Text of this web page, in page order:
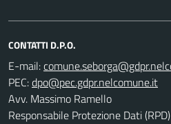
CONTATTI D.P.O.
E-mail:
PEC:
Avv. Massimo Ramello
Responsabile Protezione Dati (RPD)